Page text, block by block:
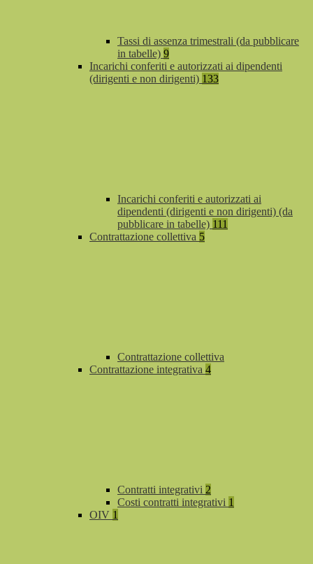
Tassi di assenza trimestrali (da pubblicare
in tabelle) 9
Incarichi conferiti e autorizzati ai dipendenti
(dirigenti e non dirigenti) 133
Incarichi conferiti e autorizzati ai
dipendenti (dirigenti e non dirigenti) (da
pubblicare in tabelle) 111
Contrattazione collettiva 5
Contrattazione collettiva
Contrattazione integrativa 4
Contratti integrativi 2
Costi contratti integrativi 1
OIV 1